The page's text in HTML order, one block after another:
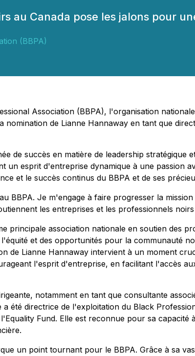
au Canada pose les jalons pour
(BBPA)
Association (BBPA), l'organisation
de Lianne Hannaway en tant que
de succès en matière de leadership stratégique
esprit d'entreprise dynamique à une passion
et le succès continus du BBPA et de ses
BBPA. Je m'engage à faire progresser la
les entreprises et les professionnels
principale association nationale en soutien des
et des opportunités pour la communauté
de Lianne Hannaway intervient à un moment
l'esprit d'entreprise, en facilitant l'accès
notamment en tant que consultante
été directrice de l'exploitation du Black
Fund. Elle est reconnue pour sa
un point tournant pour le BBPA. Grâce à sa